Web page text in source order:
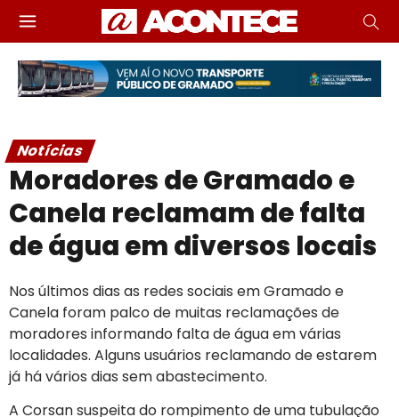
Notícias
Moradores de Gramado e
Canela reclamam de falta
de água em diversos locais
Nos últimos dias as redes sociais em Gramado e
Canela foram palco de muitas reclamações de
moradores informando falta de água em várias
localidades. Alguns usuários reclamando de estarem
já há vários dias sem abastecimento.
A Corsan suspeita do rompimento de uma tubulação